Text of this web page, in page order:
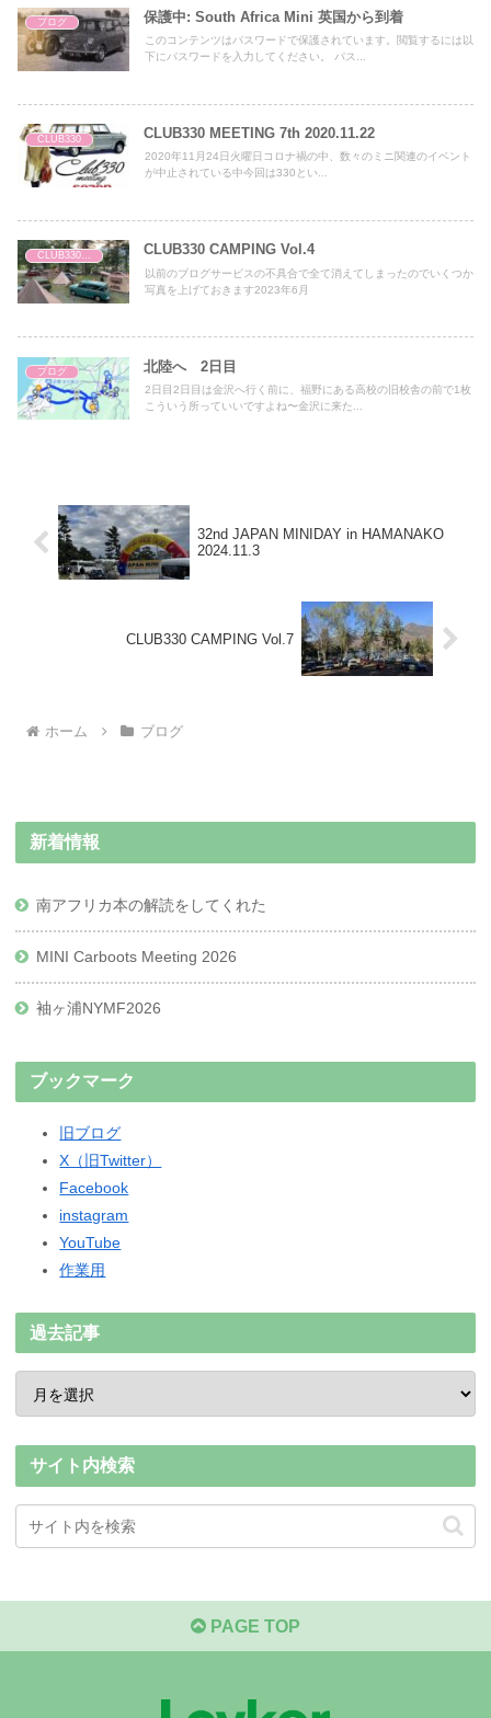
ブログ 保護中: South Africa Mini 英国から到着
このコンテンツはパスワードで保護されています。閲覧するには以
下にパスワードを入力してください。 パス...
CLUB330 CLUB330 MEETING 7th 2020.11.22
2020年11月24日火曜日コロナ禍の中、数々のミニ関連のイベント
が中止されている中今回は330とい...
CLUB330 CAMPING Vol.4
以前のブログサービスの不具合で全て消えてしまったのでいくつか
写真を上げておきます2023年6月
ブログ 北陸へ 2日目
2日目2日目は金沢へ行く前に、福野にある高校の旧校舎の前で1枚
こういう所っていいですよね〜金沢に来た...
32nd JAPAN MINIDAY in HAMANAKO
2024.11.3
CLUB330 CAMPING Vol.7
ホーム ブログ
新着情報
南アフリカ本の解読をしてくれた
MINI Carboots Meeting 2026
袖ヶ浦NYMF2026
ブックマーク
旧ブログ
X（旧Twitter）
Facebook
instagram
YouTube
作業用
過去記事
サイト内検索
PAGE TOP